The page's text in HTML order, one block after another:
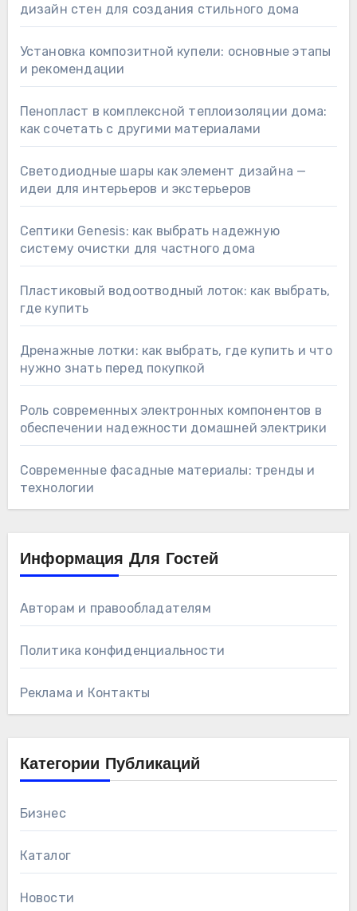
дизайн стен для создания стильного дома
Установка композитной купели: основные этапы
и рекомендации
Пенопласт в комплексной теплоизоляции дома:
как сочетать с другими материалами
Светодиодные шары как элемент дизайна —
идеи для интерьеров и экстерьеров
Септики Genesis: как выбрать надежную
систему очистки для частного дома
Пластиковый водоотводный лоток: как выбрать,
где купить
Дренажные лотки: как выбрать, где купить и что
нужно знать перед покупкой
Роль современных электронных компонентов в
обеспечении надежности домашней электрики
Современные фасадные материалы: тренды и
технологии
Информация Для Гостей
Авторам и правообладателям
Политика конфиденциальности
Реклама и Контакты
Категории Публикаций
Бизнес
Каталог
Новости